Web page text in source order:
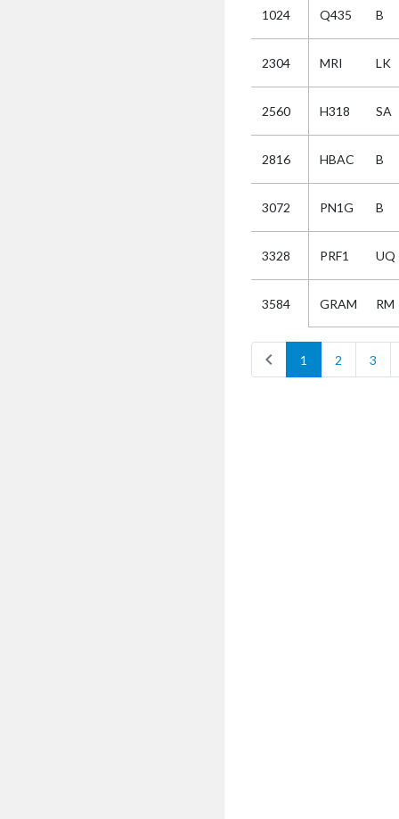
1024 Q435 B
2304 MRI LK
2560 H318 SA
2816 HBAC B
3072 PN1G B
3328 PRF1 UQ
3584 GRAM RM
chevron_left 1 2 3